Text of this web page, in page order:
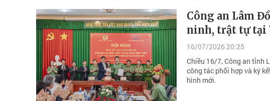
Công an Lâm
ninh, trật tự tại
16/07/2026 20:25
Chiều 16/7, Công an tỉnh
công tác phối hợp và ký
hình mới.